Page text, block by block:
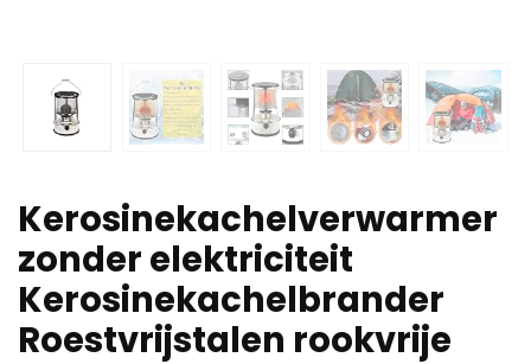
Kerosinekachelverwarmer
zonder elektriciteit
Kerosinekachelbrander
Roestvrijstalen rookvrije